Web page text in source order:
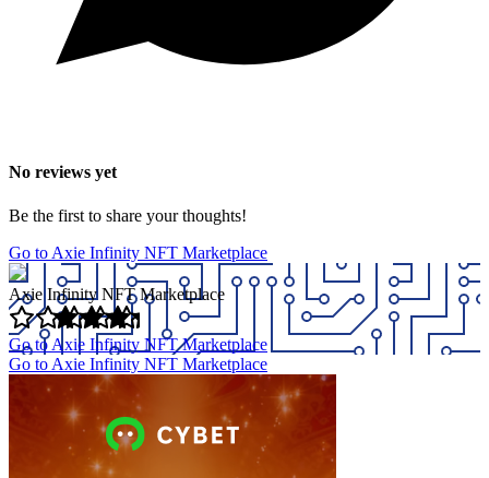
No reviews yet
Be the first to share your thoughts!
Go to Axie Infinity NFT Marketplace
Axie Infinity NFT Marketplace
Go to Axie Infinity NFT Marketplace
Go to Axie Infinity NFT Marketplace